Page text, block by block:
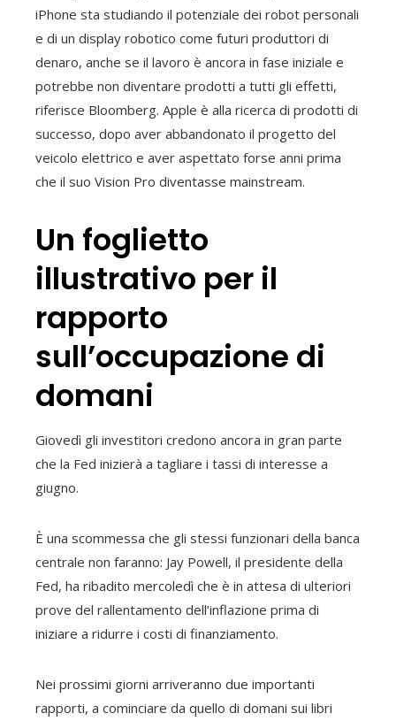
iPhone sta studiando il potenziale dei robot personali
e di un display robotico come futuri produttori di
denaro, anche se il lavoro è ancora in fase iniziale e
potrebbe non diventare prodotti a tutti gli effetti,
riferisce Bloomberg. Apple è alla ricerca di prodotti di
successo, dopo aver abbandonato il progetto del
veicolo elettrico e aver aspettato forse anni prima
che il suo Vision Pro diventasse mainstream.
Un foglietto
illustrativo per il
rapporto
sull’occupazione di
domani
Giovedì gli investitori credono ancora in gran parte
che la Fed inizierà a tagliare i tassi di interesse a
giugno.
È una scommessa che gli stessi funzionari della banca
centrale non faranno: Jay Powell, il presidente della
Fed, ha ribadito mercoledì che è in attesa di ulteriori
prove del rallentamento dell’inflazione prima di
iniziare a ridurre i costi di finanziamento.
Nei prossimi giorni arriveranno due importanti
rapporti, a cominciare da quello di domani sui libri